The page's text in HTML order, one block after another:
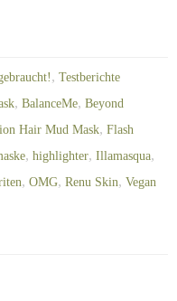
, Testberichte
,BalanceMe,Beyond
Hair Mud Mask, Flash
, highlighter, Illamasqua,
, OMG, Renu Skin, Vegan